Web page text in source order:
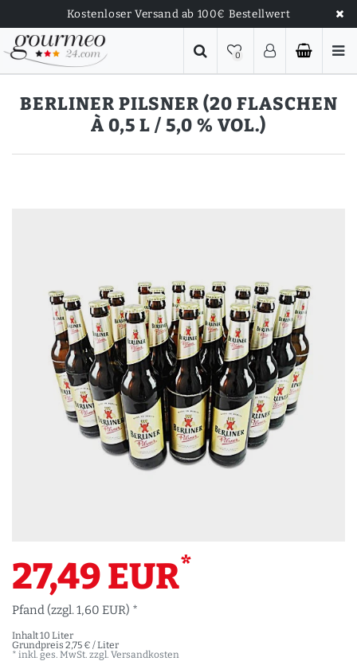
Kostenloser Versand ab 100€ Bestellwert
0
BERLINER PILSNER (20 FLASCHEN
À 0,5 L / 5,0 % VOL.)
27,49 EUR*
Pfand (zzgl. 1,60 EUR) *
Inhalt10 Liter
Grundpreis 2,75 € / Liter
* inkl. ges. MwSt. zzgl. Versandkosten